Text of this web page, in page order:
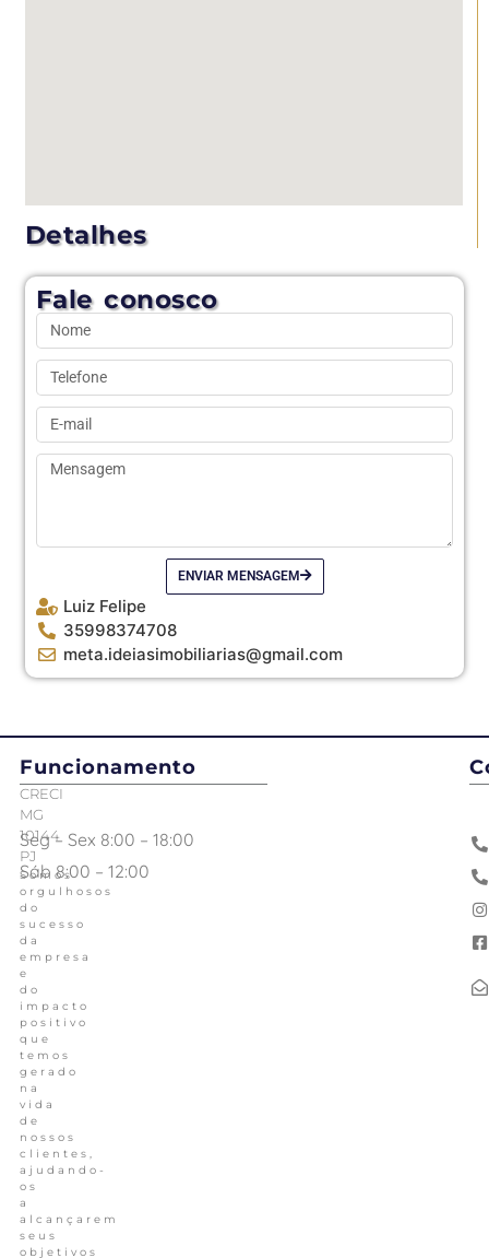
Detalhes
Fale conosco
ENVIAR MENSAGEM
Luiz Felipe
35998374708
meta.ideiasimobiliarias@gmail.com
CRECI
MG
10144
PJ
Somos
orgulhosos
do
sucesso
da
empresa
e
do
impacto
positivo
que
temos
gerado
na
vida
de
nossos
clientes,
ajudando-
os
a
alcançarem
seus
objetivos
Funcionamento
Seg – Sex 8:00 – 18:00
Sáb 8:00 – 12:00